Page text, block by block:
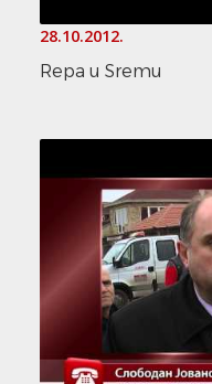
28.10.2012.
Repa u Sremu